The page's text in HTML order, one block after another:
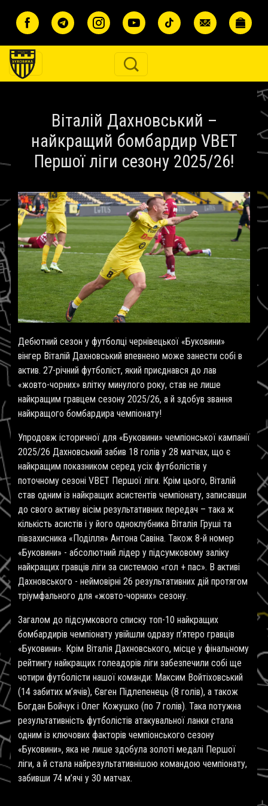
Віталій Дахновський –
найкращий бомбардир VBET
Першої ліги сезону 2025/26!
Дебютний сезон у футболці чернівецької «Буковини»
вінгер Віталій Дахновський впевнено може занести собі в
актив. 27-річний футболіст, який приєднався до лав
«жовто-чорних» влітку минулого року, став не лише
найкращим гравцем сезону 2025/26, а й здобув звання
найкращого бомбардира чемпіонату!
Упродовж історичної для «Буковини» чемпіонської кампанії
2025/26 Дахновський забив 18 голів у 28 матчах, що є
найкращим показником серед усіх футболістів у
поточному сезоні VBET Першої ліги. Крім цього, Віталій
став одним із найкращих асистентів чемпіонату, записавши
до свого активу вісім результативних передач – така ж
кількість асистів і у його одноклубника Віталія Груші та
півзахисника «Поділля» Антона Савіна. Також 8-й номер
«Буковини» - абсолютний лідер у підсумковому заліку
найкращих гравців ліги за системою «гол + пас». В активі
Дахновського - неймовірні 26 результативних дій протягом
тріумфального для «жовто-чорних» сезону.
Загалом до підсумкового списку топ-10 найкращих
бомбардирів чемпіонату увійшли одразу п’ятеро гравців
«Буковини». Крім Віталія Дахновського, місце у фінальному
рейтингу найкращих голеадорів ліги забезпечили собі ще
чотири футболісти нашої команди: Максим Войтіховський
(14 забитих м’ячів), Євген Підлепенець (8 голів), а також
Богдан Бойчук і Олег Кожушко (по 7 голів). Така потужна
результативність футболістів атакувальної ланки стала
одним із ключових факторів чемпіонського сезону
«Буковини», яка не лише здобула золоті медалі Першої
ліги, а й стала найрезультативнішою командою чемпіонату,
забивши 74 м’ячі у 30 матчах.